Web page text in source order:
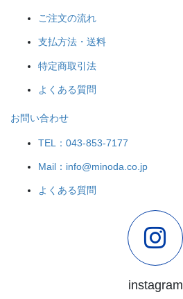
ご注文の流れ
支払方法・送料
特定商取引法
よくある質問
お問い合わせ
TEL：043-853-7177
Mail：info@minoda.co.jp
よくある質問
instagram